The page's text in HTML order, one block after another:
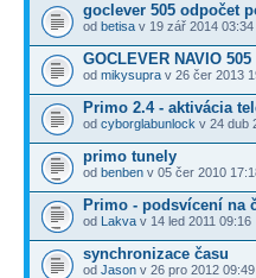
goclever 505 odpočet
od betisa v 19 zář 2014 03:34
GOCLEVER NAVIO
od mikysupra v 26 čer 2013
Primo 2.4 - aktivácia
od cyborglabunlock v 24 dub
primo tunely
od benben v 05 čer 2010
Primo - podsvícení na
od Lakva v 14 led 2011 09:16
synchronizace času
od Jason v 26 pro 2012 09:49